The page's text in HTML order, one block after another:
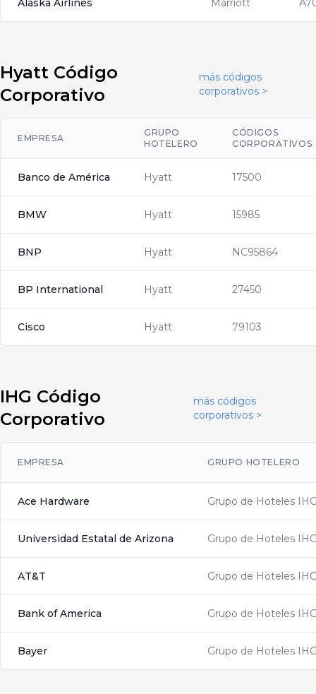
Alaska Airlines Marriott
Hyatt Código
Corporativo
más códigos
corporativos >
EMPRESA
GRUPO
HOTELERO
CÓDIGOS
CORPORATIVOS
Banco de América Hyatt 17500
BMW Hyatt 15985
BNP Hyatt NC95864
BP International Hyatt 27450
Cisco Hyatt 79103
IHG Código
Corporativo
más códigos
corporativos >
EMPRESA GRUPO HOTELERO
Ace Hardware Grupo de Hoteles
Universidad Estatal de Arizona Grupo de Hoteles
AT&T Grupo de Hoteles
Bank of America Grupo de Hoteles
Bayer Grupo de Hoteles